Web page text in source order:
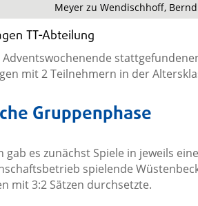
Meyer zu Wendischhoff,
TT-Abteilung
Adventswochenende
mit 2 Teilnehmern in der
Gruppenphase
gab es zunächst Spiele in jeweils
spielende
mit 3:2 Sätzen durchsetzte.